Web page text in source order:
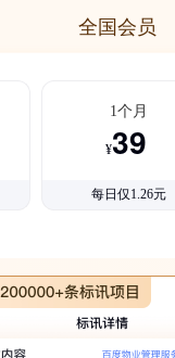
全国会员
1个月
¥39
每日仅1.26元